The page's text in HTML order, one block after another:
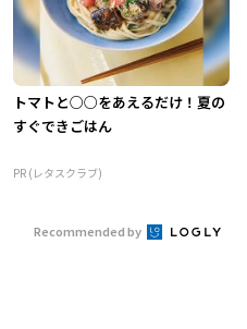
トマトと○○をあえるだけ！夏の
すぐできごはん
PR (レタスクラブ)
Recommended by